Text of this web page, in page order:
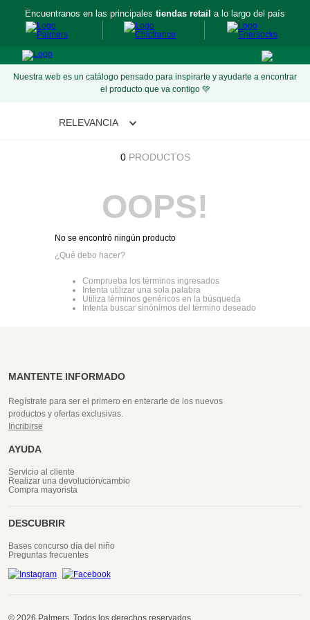
Encuentranos en las principales tiendas retail a lo largo del país
Nuestra web es un catálogo pensado para inspirarte y ayudarte a encontrar
el producto que va contigo 💚
RELEVANCIA
0 PRODUCTOS
OOPS!
No se encontró ningún producto
¿Qué debo hacer?
Comprueba los términos ingresados
Intenta utilizar una sola palabra
Utiliza términos genéricos en la búsqueda
Intenta buscar sinónimos del término deseado
MANTENTE INFORMADO
Regístrate para ser el primero en enterarte de los nuevos
productos y ofertas exclusivas.
Incribirse
AYUDA
Servicio al cliente
Realizar una devolución/cambio
Compra mayorista
DESCUBRIR
Bases concurso día del niño
Preguntas frecuentes
© 2026 Palmers. Todos los derechos reservados.